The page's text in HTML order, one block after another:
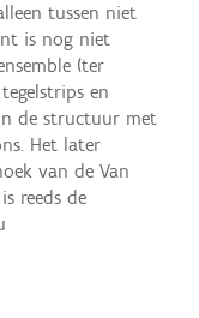
tussen niet
is nog niet
(ter
en
de structuur met
Het later
van de Van
reeds de